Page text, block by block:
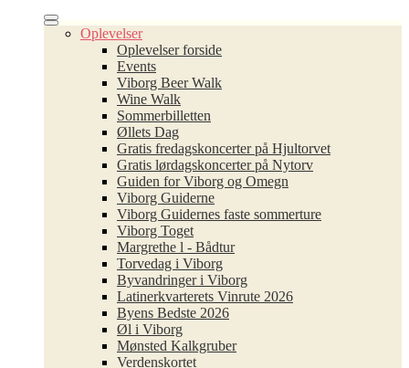
Oplevelser
Oplevelser forside
Events
Viborg Beer Walk
Wine Walk
Sommerbilletten
Øllets Dag
Gratis fredagskoncerter på Hjultorvet
Gratis lørdagskoncerter på Nytorv
Guiden for Viborg og Omegn
Viborg Guiderne
Viborg Guidernes faste sommerture
Viborg Toget
Margrethe l - Bådtur
Torvedag i Viborg
Byvandringer i Viborg
Latinerkvarterets Vinrute 2026
Byens Bedste 2026
Øl i Viborg
Mønsted Kalkgruber
Verdenskortet